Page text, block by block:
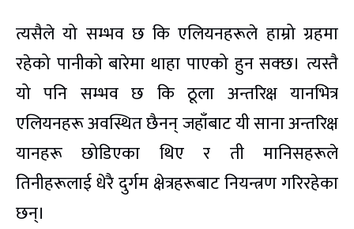
त्यसैले यो सम्भव छ कि एलियनहरूले हाम्रो ग्रहमा
रहेको पानीको बारेमा थाहा पाएको हुन सक्छ। त्यस्तै
यो पनि सम्भव छ कि ठूला अन्तरिक्ष यानभित्र
एलियनहरू अवस्थित छैनन् जहाँबाट यी साना अन्तरिक्ष
यानहरू छोडिएका थिए र ती मानिसहरूले
तिनीहरूलाई धेरै दुर्गम क्षेत्रहरूबाट नियन्त्रण गरिरहेका
छन्।